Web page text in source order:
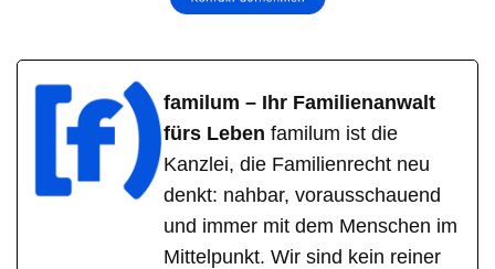
familum – Ihr Familienanwalt
fürs Leben familum ist die
Kanzlei, die Familienrecht neu
denkt: nahbar, vorausschauend
und immer mit dem Menschen im
Mittelpunkt. Wir sind kein reiner